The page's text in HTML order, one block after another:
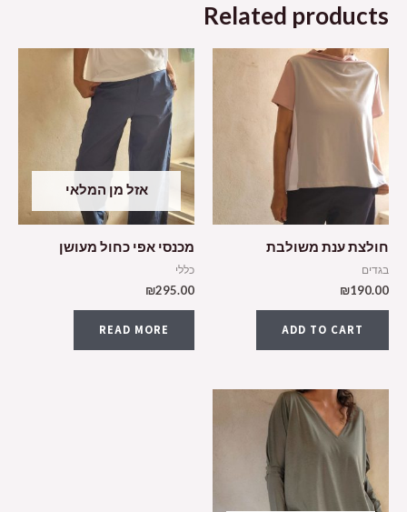
Related products
חולצת ענת משולבת
בגדים
₪190.00
ADD TO CART
אזל מן המלאי
מכנסי אפי כחול מעושן
כללי
₪295.00
READ MORE